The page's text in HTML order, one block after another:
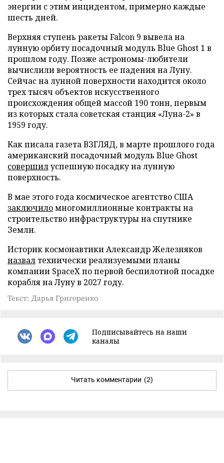
энергии с этим инцидентом, примерно каждые
шесть дней.
Верхняя ступень ракеты Falcon 9 вывела на
лунную орбиту посадочный модуль Blue Ghost 1 в
прошлом году. Позже астрономы-любители
вычислили вероятность ее падения на Луну.
Сейчас на лунной поверхности находится около
трех тысяч объектов искусственного
происхождения общей массой 190 тонн, первым
из которых стала советская станция «Луна-2» в
1959 году.
Как писала газета ВЗГЛЯД, в марте прошлого года
американский посадочный модуль Blue Ghost
совершилуспешную посадку на лунную
поверхность.
В мае этого года космическое агентство США
заключиломногомиллионные контракты на
строительство инфраструктуры на спутнике
Земли.
Историк космонавтики Александр Железняков
назвал технически реализуемыми планы
компании SpaceX по первой беспилотной посадке
корабля на Луну в 2027 году.
Текст: Дарья Григоренко
Подписывайтесь на наши
каналы
Читать комментарии (2)